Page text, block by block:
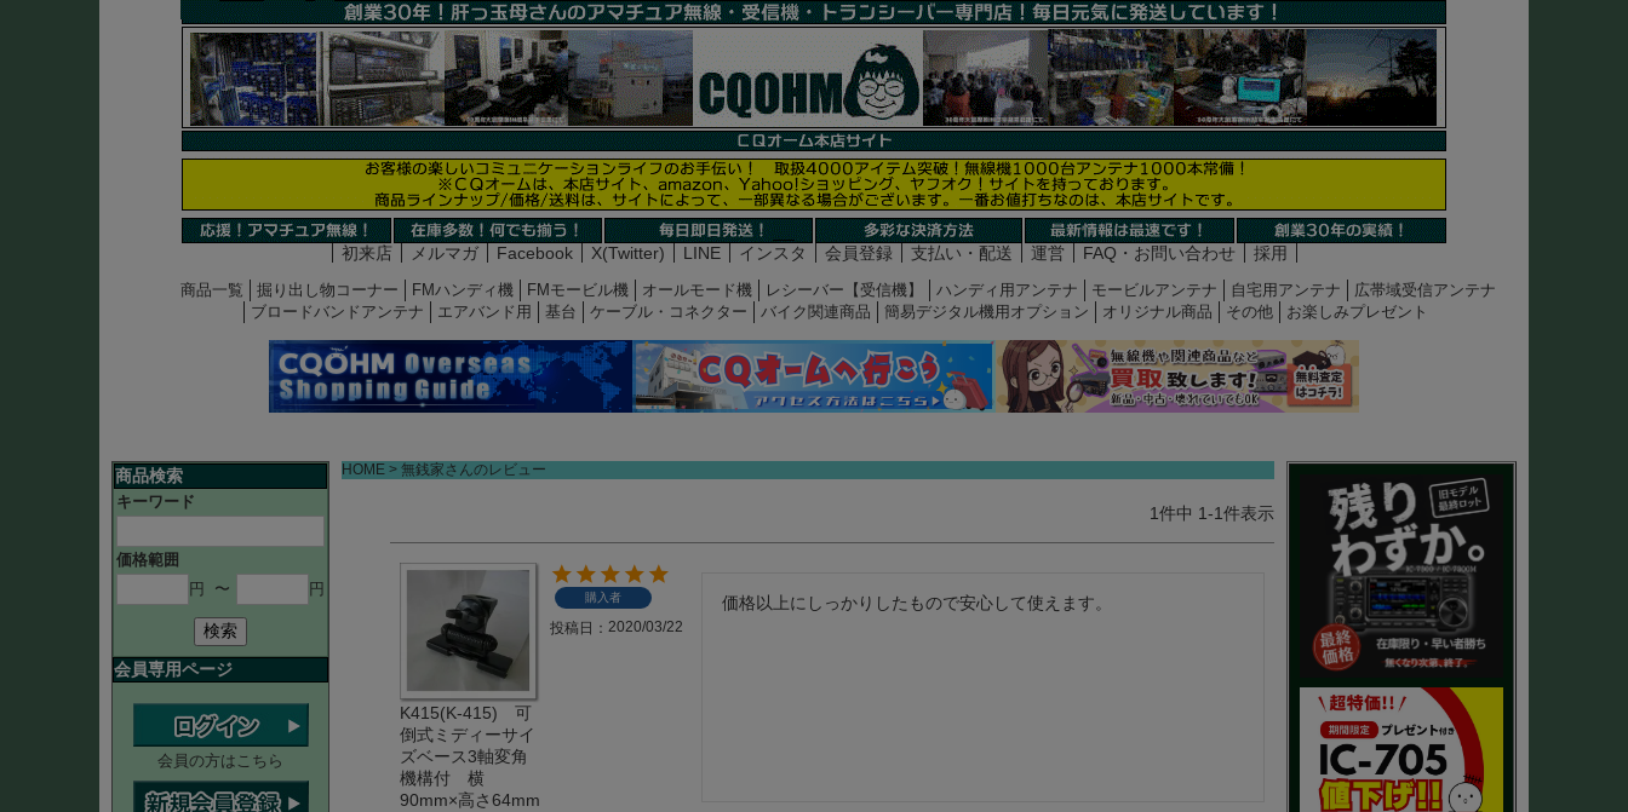
初来店 メルマガ Facebook X(Twitter) LINE インスタ 会員登録 支払い・配送 運営 FAQ・お問い合わせ 採用
商品一覧 掘り出し物コーナー FMハンディ機 FMモービル機 オールモード機 レシーバー【受信機】 ハンディ用アンテナ モービルアンテナ 自宅用アンテナ
広帯域受信アンテナ
ブロードバンドアンテナ
エアバンド用 基台 ケーブル・コネクター バイク関連商品 簡易デジタル機用オプション オリジナル商品 その他 お楽しみプレゼント
商品検索
キーワード
価格範囲
円
〜 円
検索
会員専用ページ
会員の方はこちら
HOME 無銭家さんのレビュー
1件中 1-1件表示
K415(K-415) 可
倒式ミディーサイ
ズベース3軸変角
機構付 横
90mm×高さ64mm
購入者
投稿日 2020/03/22
価格以上にしっかりしたもので安心して使えます。